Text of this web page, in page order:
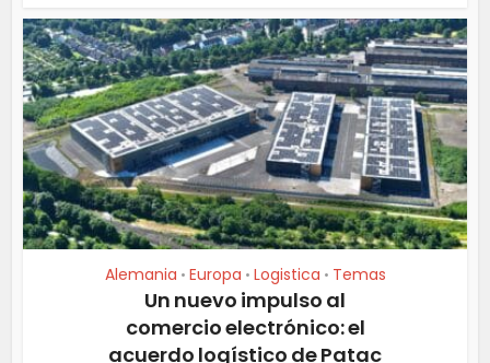
Alemania • Europa • Logistica • Temas
Un nuevo impulso al
comercio electrónico: el
acuerdo logístico de Patac